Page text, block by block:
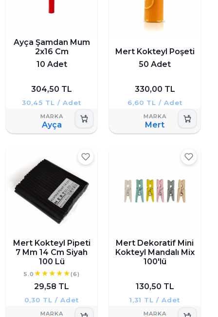
Ayça Şamdan Mum
2x16 Cm
10 Adet
304,50 TL
30,45 TL / Adet
Ayça
Mert Kokteyl Poşeti
50 Adet
330,00 TL
6,60 TL / Adet
Mert
Mert Kokteyl Pipeti
7 Mm 14 Cm Siyah
100 Lü
5.0 (6)
29,58 TL
0,30 TL / Adet
Mert Dekoratif Mini
Kokteyl Mandalı Mix
100'lü
130,50 TL
1,31 TL / Adet